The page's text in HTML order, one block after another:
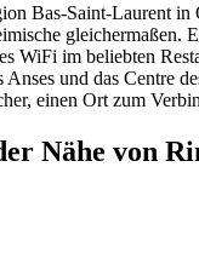
Bas-Saint-Laurent
WiFi im beliebten
und das Centre
einen Ort zum
Nähe von